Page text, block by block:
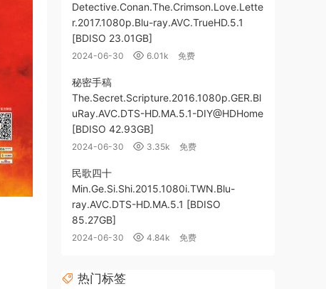
Detective.Conan.The.Crimson.Love.Lette
r.2017.1080p.Blu-ray.AVC.TrueHD.5.1
[BDISO 23.01GB]
2024-06-30 6.01k 免费
秘密手稿
The.Secret.Scripture.2016.1080p.GER.Bl
uRay.AVC.DTS-HD.MA.5.1-DIY@HDHome
[BDISO 42.93GB]
2024-06-30 3.35k 免费
民歌四十
Min.Ge.Si.Shi.2015.1080i.TWN.Blu-
ray.AVC.DTS-HD.MA.5.1 [BDISO
85.27GB]
2024-06-30 4.84k 免费
热门标签